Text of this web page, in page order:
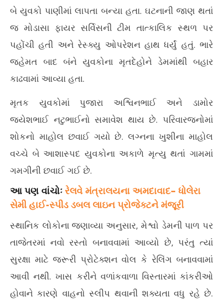
બે યુવકો પાણીમાં લાપતા બન્યા હતા. ઘટનાની જાણ થતાં
જ મોડાસા ફાયર સર્વિસની ટીમ તાત્કાલિક સ્થળ પર
પહોંચી હતી અને રેસ્ક્યુ ઓપરેશન હાથ ધર્યું હતું. ભારે
જહેમત બાદ બંને યુવકોના મૃતદેહોને ડેમમાંથી બહાર
કાઢવામાં આવ્યા હતા.
મૃતક યુવકોમાં પુજારા અશ્વિનભાઈ અને ડામોર
જયેશભાઈ નટુભાઈનો સમાવેશ થાય છે. પરિવારજનોમાં
શોકનો માહોલ છવાઈ ગયો છે. લગ્નના ખુશીના માહોલ
વચ્ચે બે આશાસ્પદ યુવકોના અકાળે મૃત્યુ થતાં ગામમાં
ગમગીની છવાઈ ગઈ છે.
આ પણ વાંચોઃરેલવે મંત્રાલયના અમદાવાદ– ધોલેરા
સેમી હાઈ-સ્પીડ ડબલ લાઇન પ્રોજેક્ટને મંજૂરી
સ્થાનિક લોકોના જણાવ્યા અનુસાર, મેશ્વો ડેમની પાળ પર
તાજેતરમાં નવો રસ્તો બનાવવામાં આવ્યો છે, પરંતુ ત્યાં
સુરક્ષા માટે જરૂરી પ્રોટેક્શન વોલ કે રેલિંગ બનાવવામાં
આવી નથી. ખાસ કરીને વળાંકવાળા વિસ્તારમાં કાંકરીઓ
હોવાને કારણે વાહનો સ્લીપ થવાની શક્યતા વધુ રહે છે.